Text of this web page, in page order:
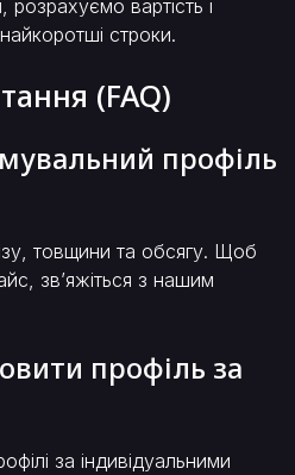
розрахуємо вартість і
строки.
(FAQ)
профіль
товщини та обсягу. Щоб
зв’яжіться з нашим
профіль за
за індивідуальними